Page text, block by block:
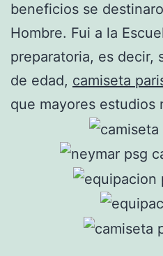
beneficios se
Hombre. Fui a la
preparatoria, es decir,
de edad, camiseta
que mayores estudios